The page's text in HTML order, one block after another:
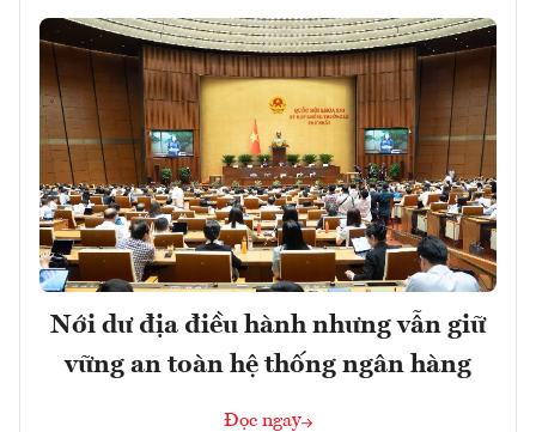
Nới dư địa điều hành nhưng vẫn giữ
vững an toàn hệ thống ngân hàng
Đọc ngay